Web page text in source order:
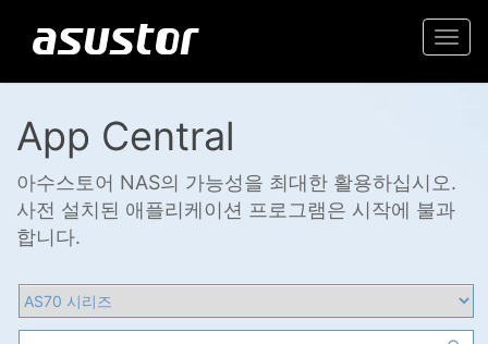
App Central
아수스토어 NAS의 가능성을 최대한 활용하십시오.
사전 설치된 애플리케이션 프로그램은 시작에 불과
합니다.